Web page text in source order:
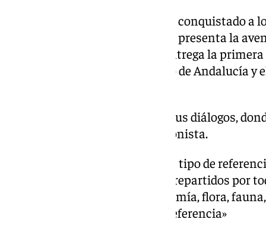
Pero si hay un personaje que ha conquistado a
mítico profesor Oak. Aquí quien presenta la
convertido en el profesor que entrega la
ser «el presentador más famoso de Andalucía
El humor continúa incluso en sus diálogos,
que le llevó la madre del protagonista.
Según reconoce Pablo Díaz, este tipo de
proyecto. «Hay miles de guiños repartidos por
personajes históricos, gastronomía, flora,
conversación esconde alguna referencia»